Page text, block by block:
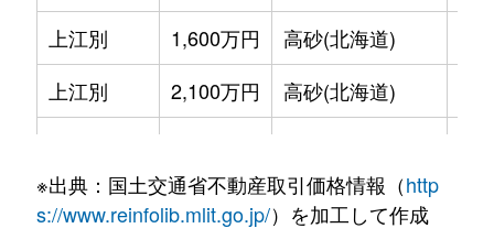
上江別
1,600万円 高砂(北海道)
上江別
2,100万円 高砂(北海道)
野幌末広町
180万円 野幌
※出典：国土交通省不動産取引価格情報（http
s://www.reinfolib.mlit.go.jp/）を加工して作成